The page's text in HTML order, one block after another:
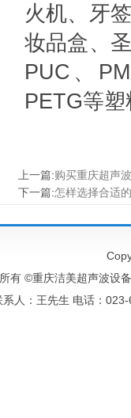
火机、牙
妆品盒、
PUC、
PETG等
上一篇:购买重庆超声
下一篇:怎样选择合适
有 ©重庆洁美超声波设
系人：王先生 电话：